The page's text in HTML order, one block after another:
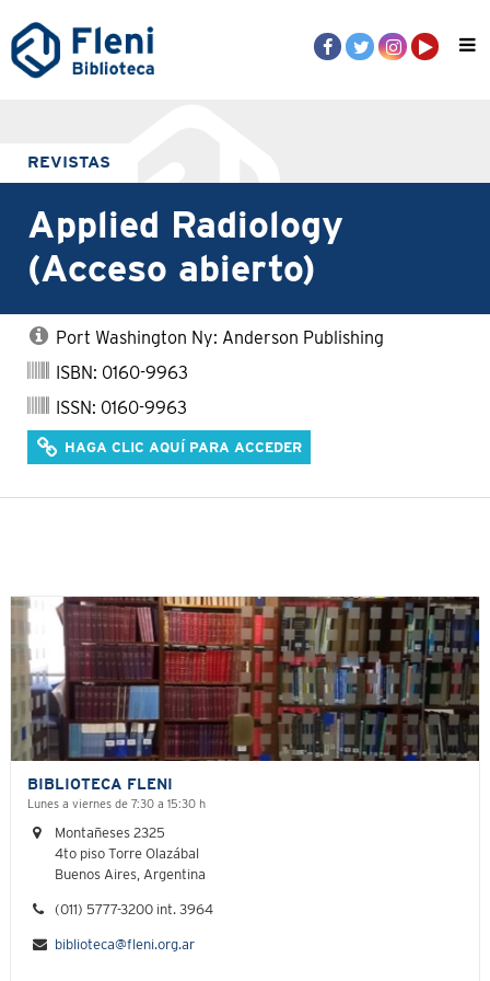
REVISTAS
Applied Radiology
(Acceso abierto)
Port Washington Ny: Anderson Publishing
ISBN: 0160-9963
ISSN: 0160-9963
HAGA CLIC AQUÍ PARA ACCEDER
BIBLIOTECA FLENI
Lunes a viernes de 7:30 a 15:30 h
Montañeses 2325
4to piso Torre Olazábal
Buenos Aires, Argentina
(011) 5777-3200 int. 3964
biblioteca@fleni.org.ar